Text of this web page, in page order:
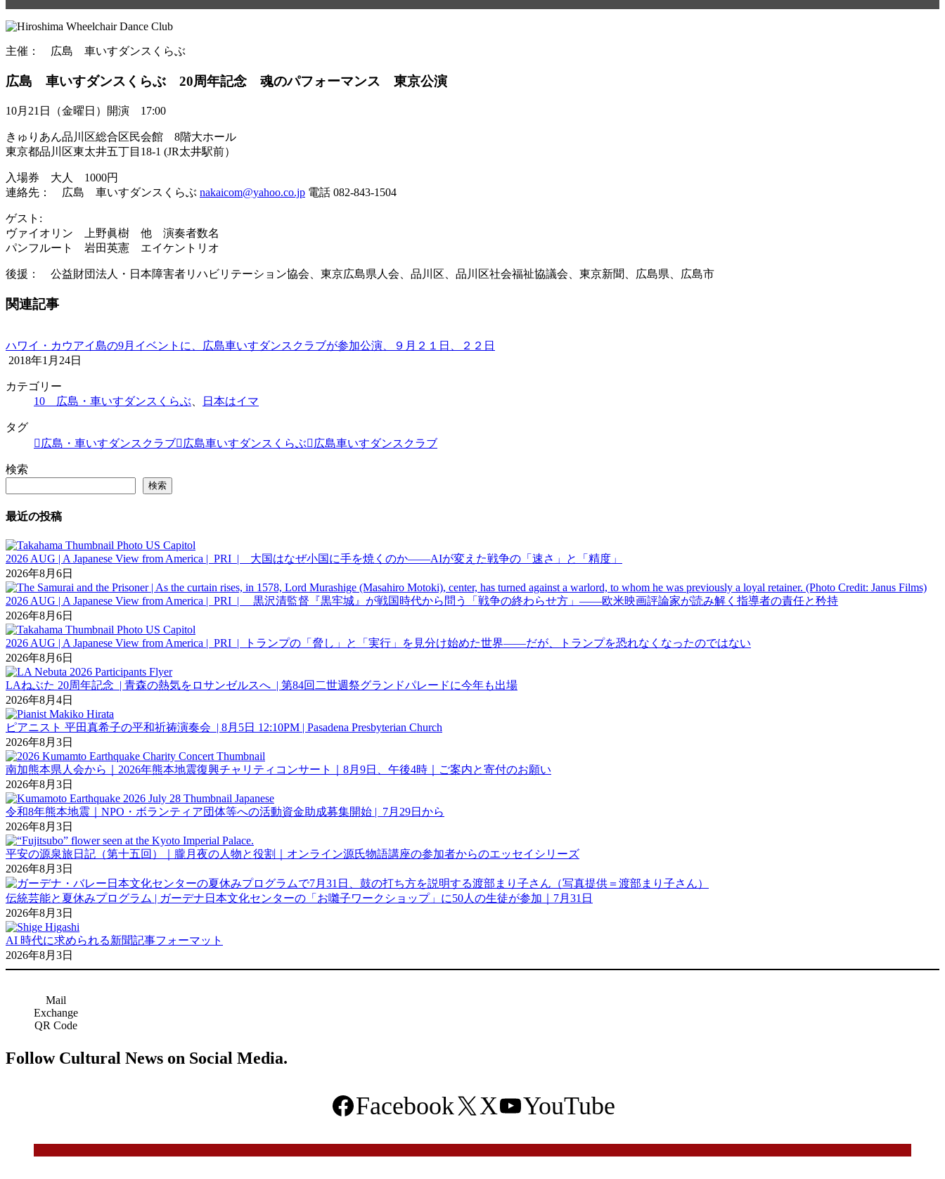
主催： 広島 車いすダンスくらぶ
広島 車いすダンスくらぶ 20周年記念 魂のパフォーマンス 東京公演
10月21日（金曜日）開演 17:00
きゅりあん品川区総合区民会館 8階大ホール
東京都品川区東太井五丁目18-1 (JR太井駅前）
入場券 大人 1000円
連絡先： 広島 車いすダンスくらぶ nakaicom@yahoo.co.jp 電話 082-843-1504
ゲスト:
ヴァイオリン 上野眞樹 他 演奏者数名
パンフルート 岩田英憲 エイケントリオ
後援： 公益財団法人・日本障害者リハビリテーション協会、東京広島県人会、品川区、品川区社会福祉協議会、東京新聞、広島県、広島市
関連記事
ハワイ・カウアイ島の9月イベントに、広島車いすダンスクラブが参加公演、９月２１日、２２日
2018年1月24日
カテゴリー
10 広島・車いすダンスくらぶ
日本はイマ
タグ
広島・車いすダンスクラブ
広島車いすダンスくらぶ 広島車いすダンスクラブ
検索
検索
最近の投稿
2026 AUG | A Japanese View from America | PRI | 大国はなぜ小国に手を焼くのか――AIが変えた戦争の「速さ」と「精度」
2026年8月6日
2026 AUG | A Japanese View from America | PRI | 黒沢清監督『黒牢城』が戦国時代から問う「戦争の終わらせ方」――欧米映画評論家が読み解く指導者の責任と矜持
2026年8月6日
2026 AUG | A Japanese View from America | PRI | トランプの「脅し」と「実行」を見分け始めた世界――だが、トランプを恐れなくなったのではない
2026年8月6日
LAねぶた 20周年記念 | 青森の熱気をロサンゼルスへ | 第84回二世週祭グランドパレードに今年も出場
2026年8月4日
ピアニスト 平田真希子の平和祈祷演奏会 | 8月5日 12:10PM | Pasadena Presbyterian Church
2026年8月3日
南加熊本県人会から｜2026年熊本地震復興チャリティコンサート｜8月9日、午後4時｜ご案内と寄付のお願い
2026年8月3日
令和8年熊本地震｜NPO・ボランティア団体等への活動資金助成募集開始 | 7月29日から
2026年8月3日
平安の源泉旅日記（第十五回）｜朧月夜の人物と役割｜オンライン源氏物語講座の参加者からのエッセイシリーズ
2026年8月3日
伝統芸能と夏休みプログラム | ガーデナ日本文化センターの「お囃子ワークショップ」に50人の生徒が参加｜7月31日
2026年8月3日
AI 時代に求められる新聞記事フォーマット
2026年8月3日
Mail
Exchange
QR Code
Follow Cultural News on Social Media.
Facebook X YouTube